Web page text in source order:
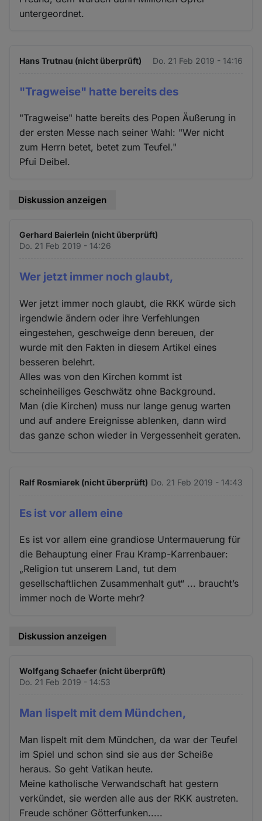
untergeordnet.
Hans Trutnau (nicht überprüft) Do. 21 Feb 2019 - 14:16
"Tragweise" hatte bereits des
"Tragweise" hatte bereits des Popen Äußerung in
der ersten Messe nach seiner Wahl: "Wer nicht
zum Herrn betet, betet zum Teufel."
Pfui Deibel.
Diskussion anzeigen
Gerhard Baierlein (nicht überprüft)
Do. 21 Feb 2019 - 14:26
Wer jetzt immer noch glaubt,
Wer jetzt immer noch glaubt, die RKK würde sich
irgendwie ändern oder ihre Verfehlungen
eingestehen, geschweige denn bereuen, der
wurde mit den Fakten in diesem Artikel eines
besseren belehrt.
Alles was von den Kirchen kommt ist
scheinheiliges Geschwätz ohne Background.
Man (die Kirchen) muss nur lange genug warten
und auf andere Ereignisse ablenken, dann wird
das ganze schon wieder in Vergessenheit geraten.
Ralf Rosmiarek (nicht überprüft) Do. 21 Feb 2019 - 14:43
Es ist vor allem eine
Es ist vor allem eine grandiose Untermauerung für
die Behauptung einer Frau Kramp-Karrenbauer:
„Religion tut unserem Land, tut dem
gesellschaftlichen Zusammenhalt gut“ ... braucht’s
immer noch de Worte mehr?
Diskussion anzeigen
Wolfgang Schaefer (nicht überprüft)
Do. 21 Feb 2019 - 14:53
Man lispelt mit dem Mündchen,
Man lispelt mit dem Mündchen, da war der Teufel
im Spiel und schon sind sie aus der Scheiße
heraus. So geht Vatikan heute.
Meine katholische Verwandschaft hat gestern
verkündet, sie werden alle aus der RKK austreten.
Freude schöner Götterfunken.....